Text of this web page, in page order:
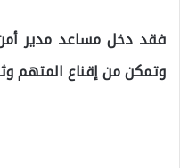
فقد دخل مساعد مدير أمن
وتمكن من إقناع المتهم